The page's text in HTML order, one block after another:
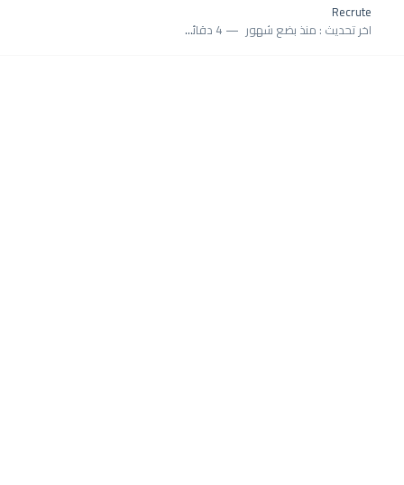
Recrute
اخر تحديث : منذ بضع شهور 4 دقائق للقراءة